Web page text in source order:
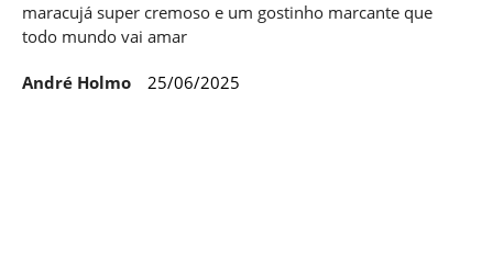
maracujá super cremoso e um gostinho marcante que
todo mundo vai amar
André Holmo 25/06/2025